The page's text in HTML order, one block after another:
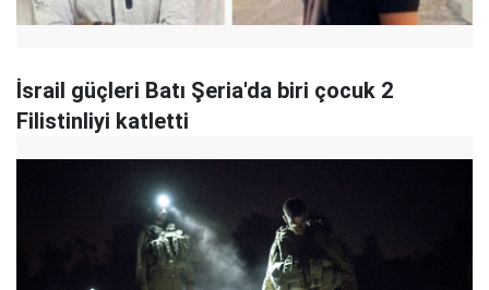
İsrail güçleri Batı Şeria'da biri çocuk 2
Filistinliyi katletti